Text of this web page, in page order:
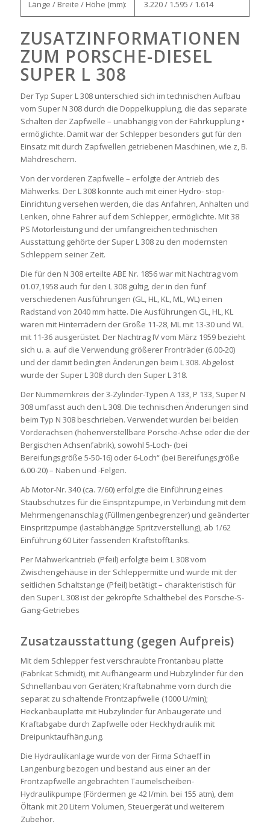
Länge / Breite / Höhe (mm): 3.220 / 1.595 / 1.614
ZUSATZINFORMATIONEN
ZUM PORSCHE-DIESEL
SUPER L 308
Der Typ Super L 308 unterschied sich im technischen Aufbau
vom Super N 308 durch die Doppelkupplung, die das separate
Schalten der Zapfwelle – unabhängig von der Fahrkupplung •
ermöglichte. Damit war der Schlepper besonders gut für den
Einsatz mit durch Zapfwellen getriebenen Maschinen, wie z, B.
Mähdreschern.
Von der vorderen Zapfwelle – erfolgte der Antrieb des
Mähwerks. Der L 308 konnte auch mit einer Hydro- stop-
Einrichtung versehen werden, die das Anfahren, Anhalten und
Lenken, ohne Fahrer auf dem Schlepper, ermöglichte. Mit 38
PS Motorleistung und der umfangreichen technischen
Ausstattung gehörte der Super L 308 zu den modernsten
Schleppern seiner Zeit.
Die für den N 308 erteilte ABE Nr. 1856 war mit Nachtrag vom
01.07,1958 auch für den L 308 gültig, der in den fünf
verschiedenen Ausführungen (GL, HL, KL, ML, WL) einen
Radstand von 2040 mm hatte. Die Ausführungen GL, HL, KL
waren mit Hinterrädern der Größe 11-28, ML mit 13-30 und WL
mit 11-36 ausgerüstet. Der Nachtrag IV vom März 1959 bezieht
sich u. a. auf die Verwendung größerer Fronträder (6.00-20)
und der damit bedingten Änderungen beim L 308. Abgelöst
wurde der Super L 308 durch den Super L 318.
Der Nummernkreis der 3-Zylinder-Typen A 133, P 133, Super N
308 umfasst auch den L 308. Die technischen Änderungen sind
beim Typ N 308 beschrieben. Verwendet wurden bei beiden
Vorderachsen (höhenverstellbare Porsche-Achse oder die der
Bergischen Achsenfabrik), sowohl 5-Loch- (bei
Bereifungsgröße 5-50-16) oder 6-Loch“ (bei Bereifungsgröße
6.00-20) – Naben und -Felgen.
Ab Motor-Nr. 340 (ca. 7/60) erfolgte die Einführung eines
Staubschutzes für die Einspritzpumpe, in Verbindung mit dem
Mehrmengenanschlag (Füllmengenbegrenzer) und geänderter
Einspritzpumpe (lastabhängige Spritzverstellung), ab 1/62
Einführung 60 Liter fassenden Kraftstofftanks.
Per Mähwerkantrieb (Pfeil) erfolgte beim L 308 vom
Zwischengehäuse in der Schleppermitte und wurde mit der
seitlichen Schaltstange (Pfeil) betätigt – charakteristisch für
den Super L 308 ist der gekröpfte Schalthebel des Porsche-S-
Gang-Getriebes
Zusatzausstattung (gegen Aufpreis)
Mit dem Schlepper fest verschraubte Frontanbau platte
(Fabrikat Schmidt), mit Aufhängearm und Hubzylinder für den
Schnellanbau von Geräten; Kraftabnahme vorn durch die
separat zu schaltende Frontzapfwelle (1000 U/min);
Heckanbauplatte mit Hubzylinder für Anbaugeräte und
Kraftabgabe durch Zapfwelle oder Heckhydraulik mit
Dreipunktaufhängung.
Die Hydraulikanlage wurde von der Firma Schaeff in
Langenburg bezogen und bestand aus einer an der
Frontzapfwelle angebrachten Taumelscheiben-
Hydraulikpumpe (Fördermen ge 42 l/min. bei 155 atm), dem
Öltank mit 20 Litern Volumen, Steuergerät und weiterem
Zubehör.